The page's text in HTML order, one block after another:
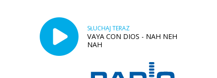
SŁUCHAJ TERAZ
VAYA CON DIOS - NAH NEH
NAH